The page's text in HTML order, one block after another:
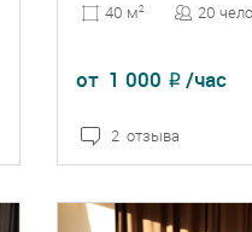
40 м2 20
от 1 000 ₽ /час
2 отзыва